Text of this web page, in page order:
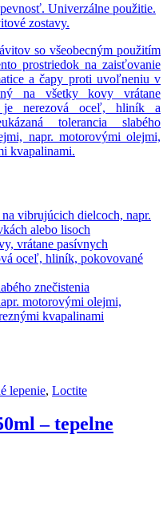
Univerzálne použitie.
zostavy.
so všeobecným použitím
prostriedok na zaisťovanie
a čapy proti uvoľneniu v
na všetky kovy vrátane
je nerezová oceľ, hliník a
tolerancia slabého
napr. motorovými olejmi,
kvapalinami.
vibrujúcich dielcoch, napr.
alebo lisoch
vrátane pasívnych
oceľ, hliník, pokovované
znečistenia
motorovými olejmi,
kvapalinami
lepenie, Loctite
– tepelne